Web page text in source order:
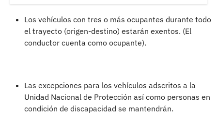
Los vehículos con tres o más ocupantes durante todo
el trayecto (origen-destino) estarán exentos. (El
conductor cuenta como ocupante).
Las excepciones para los vehículos adscritos a la
Unidad Nacional de Protección así como personas en
condición de discapacidad se mantendrán.